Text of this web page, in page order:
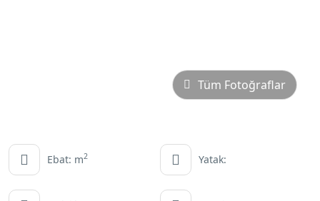
Tüm Fotoğraflar
Ebat: m2 Yatak: